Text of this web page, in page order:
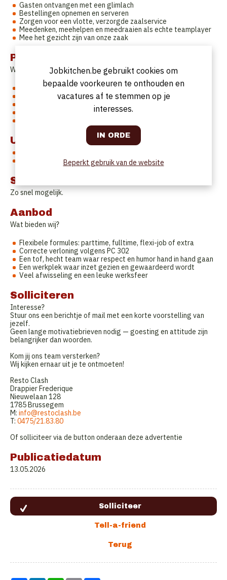
Gasten ontvangen met een glimlach
Bestellingen opnemen en serveren
Zorgen voor een vlotte, verzorgde zaalservice
Meedenken, meehelpen en meedraaien als echte teamplayer
Mee het gezicht zijn van onze zaak
Profiel
Wie zoeken we?
Je bent vriendelijk, stressbestendig en sociaal
Je werkt graag in team en houdt van tempo
Ervaring in de horeca is een plus, geen must
Je bent flexibel (avonden, weekends, feestdagen)
Uurrooster
Maandag en dinsdag zijn sluitingsdagen.
Startdatum
Zo snel mogelijk.
Aanbod
Wat bieden wij?
Flexibele formules: parttime, fulltime, flexi-job of extra
Correcte verloning volgens PC 302
Een tof, hecht team waar respect en humor hand in hand gaan
Een werkplek waar inzet gezien en gewaardeerd wordt
Veel afwisseling en een leuke werksfeer
Solliciteren
Interesse?
Stuur ons een berichtje of mail met een korte voorstelling van
jezelf.
Geen lange motivatiebrieven nodig — goesting en attitude zijn
belangrijker dan woorden.
Kom jij ons team versterken?
Wij kijken ernaar uit je te ontmoeten!
Resto Clash
Drappier Frederique
Nieuwelaan 128
1785 Brussegem
M: info@restoclash.be
T: 0475/21.83.80
Of solliciteer via de button onderaan deze advertentie
Publicatiedatum
13.05.2026
Jobkitchen.be gebruikt cookies om
bepaalde voorkeuren te onthouden en
vacatures af te stemmen op je
interesses.
Beperkt gebruik van de website